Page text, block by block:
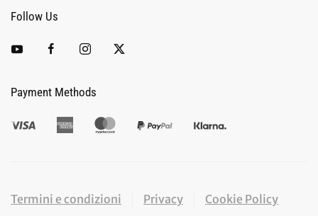
Follow Us
Payment Methods
Termini e condizioni Privacy Cookie Policy